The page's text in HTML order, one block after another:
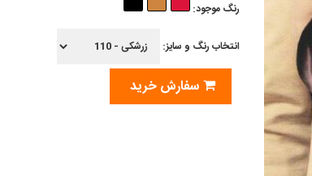
رنگ موجود:
انتخاب رنگ و سایز:
سفارش خرید